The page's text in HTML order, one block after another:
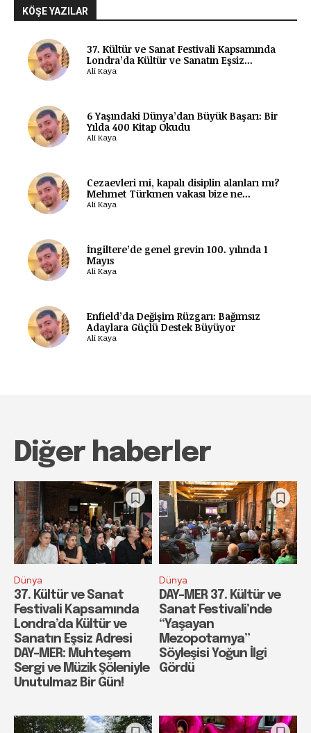
KÖŞE YAZILAR
37. Kültür ve Sanat Festivali Kapsamında
Londra’da Kültür ve Sanatın Eşsiz...
Ali Kaya
6 Yaşındaki Dünya’dan Büyük Başarı: Bir
Yılda 400 Kitap Okudu
Ali Kaya
Cezaevleri mi, kapalı disiplin alanları mı?
Mehmet Türkmen vakası bize ne...
Ali Kaya
İngiltere’de genel grevin 100. yılında 1
Mayıs
Ali Kaya
Enfield’da Değişim Rüzgarı: Bağımsız
Adaylara Güçlü Destek Büyüyor
Ali Kaya
Diğer haberler
Dünya
37. Kültür ve Sanat
Festivali Kapsamında
Londra’da Kültür ve
Sanatın Eşsiz Adresi
DAY-MER: Muhteşem
Sergi ve Müzik Şöleniyle
Unutulmaz Bir Gün!
Dünya
DAY-MER 37. Kültür ve
Sanat Festivali’nde
“Yaşayan
Mezopotamya”
Söyleşisi Yoğun İlgi
Gördü